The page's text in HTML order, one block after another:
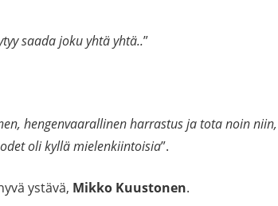
saada joku yhtä yhtä..”
hengenvaarallinen harrastus ja tota noin niin,
oli kyllä mielenkiintoisia”.
ystävä, Mikko Kuustonen.